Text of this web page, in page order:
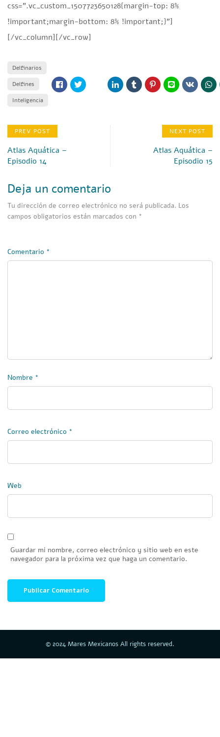
css=”.vc_custom_1507723650128{margin-top: 8%
!important;margin-bottom: 8% !important;}”]
[/vc_column][/vc_row]
Delfinarios
Delfines
Inteligencia
PREV POST
Atlas Aquática –
Episodio 14
NEXT POST
Atlas Aquática –
Episodio 15
Deja un comentario
Tu dirección de correo electrónico no será publicada. Los
campos obligatorios están marcados con *
Comentario *
Nombre *
Correo electrónico *
Web
Guardar mi nombre, correo electrónico y sitio web en este
navegador para la próxima vez que haga un comentario.
© 2024 Mares Mexicanos All rights reserved.